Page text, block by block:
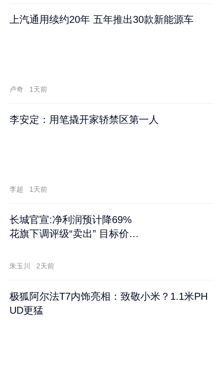
上汽通用续约20年 五年推出30款新能源车
卢奇 1天前
李安定：用笔撬开家轿禁区第一人
李超 1天前
长城官宣:净利润预计降69%
花旗下调评级“卖出” 目标价再
朱玉川 2天前
极狐阿尔法T7内饰亮相：致敬小米？1.1米PH
UD更猛